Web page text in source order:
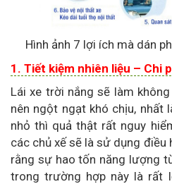
Hình ảnh 7 lợi ích mà dán
1. Tiết kiệm nhiên liệu – Chi
Lái xe trời nắng sẽ làm
nên ngột ngạt khó chịu, nhất
nhỏ thì quả thật rất nguy
các chủ xế sẽ là sử dụng điều
rằng sự hao tốn năng lượng
trong trường hợp này là rất